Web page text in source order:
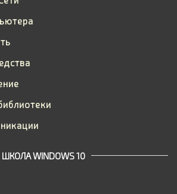
ШКОЛА WINDOWS 10